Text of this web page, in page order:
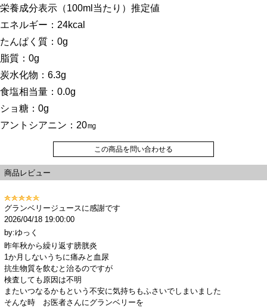
栄養成分表示（100ml当たり）推定値
エネルギー：24kcal
たんぱく質：0g
脂質：0g
炭水化物：6.3g
食塩相当量：0.0g
ショ糖：0g
アントシアニン：20㎎
この商品を問い合わせる
商品レビュー
グランベリージュースに感謝です
2026/04/18 19:00:00
by:ゆっく
昨年秋から繰り返す膀胱炎
1か月しないうちに痛みと血尿
抗生物質を飲むと治るのですが
検査しても原因は不明
またいつなるかもという不安に気持ちもふさいでしまいました
そんな時 お医者さんにグランベリーを